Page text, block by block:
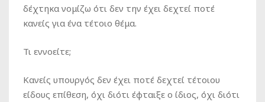
δέχτηκα νομίζω ότι δεν την έχει δεχτεί ποτέ
κανείς για ένα τέτοιο θέμα.
Τι εννοείτε;
Κανείς υπουργός δεν έχει ποτέ δεχτεί τέτοιου
είδους επίθεση, όχι διότι έφταιξε ο ίδιος, όχι διότι